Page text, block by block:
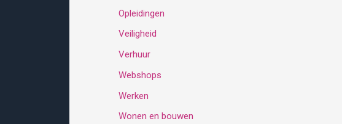
Opleidingen
Veiligheid
Verhuur
Webshops
Werken
Wonen en bouwen